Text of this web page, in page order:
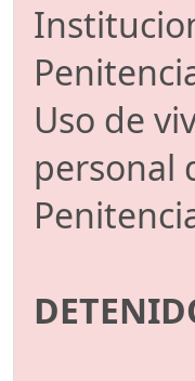
Uso de
personal